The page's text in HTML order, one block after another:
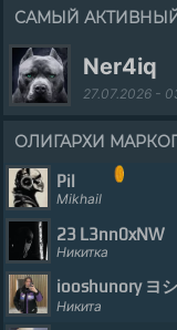
САМЫЙ
Ner4iq
27.07.2026 -
ОЛИГАРХИ
Pil
Mikhail
23 L3nn0xNW
Никитка
iooshunory ヨ
Никита